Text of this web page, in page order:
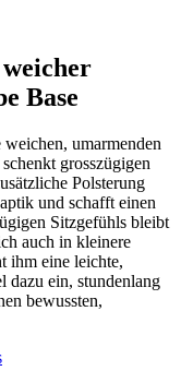
Base
umarmenden
grosszügigen
Polsterung
und schafft einen
Sitzgefühls bleibt
auch in kleinere
ihm eine leichte,
dazu ein, stundenlang
bewussten,